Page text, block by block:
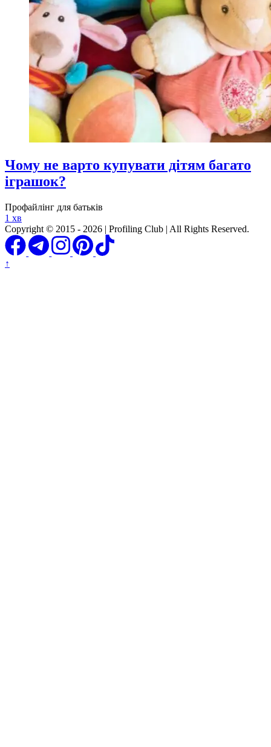
Чому не варто купувати дітям багато
іграшок?
Профайлінг для батьків
1 хв
Copyright © 2015 - 2026 | Profiling Club | All Rights Reserved.
↑